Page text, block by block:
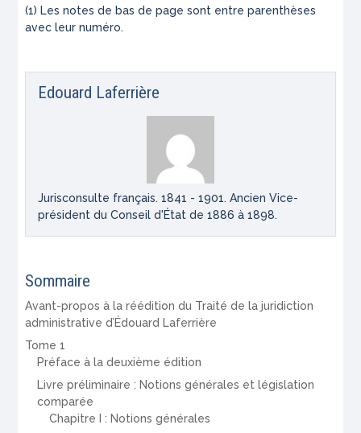
(1) Les notes de bas de page sont entre parenthèses
avec leur numéro.
Edouard Laferrière
Jurisconsulte français. 1841 - 1901. Ancien Vice-
président du Conseil d'État de 1886 à 1898.
Sommaire
Avant-propos à la réédition du Traité de la juridiction
administrative d’Édouard Laferrière
Tome 1
Préface à la deuxième édition
Livre préliminaire : Notions générales et législation
comparée
Chapitre I : Notions générales